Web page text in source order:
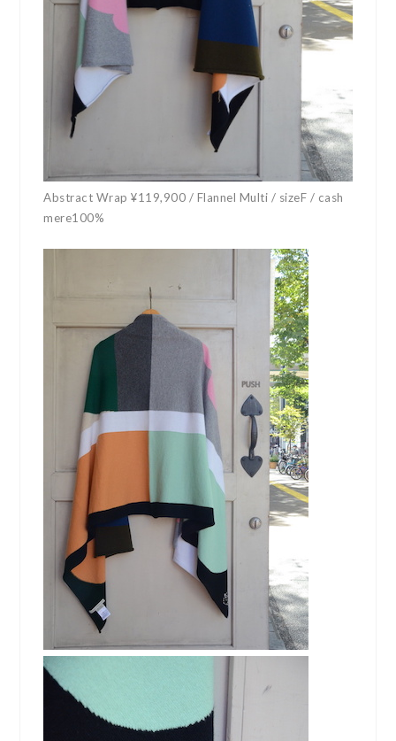
Abstract Wrap ¥119,900 / Flannel Multi / sizeF / cash
mere100%